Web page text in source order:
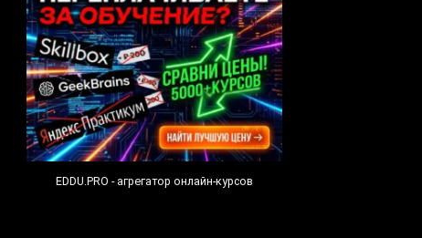
EDDU.PRO - агрегатор онлайн-курсов